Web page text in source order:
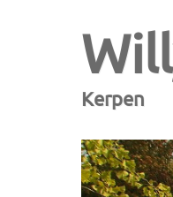
Kerpen